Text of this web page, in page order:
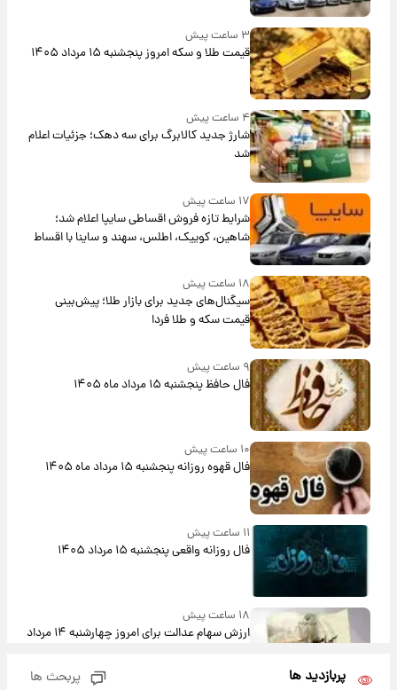
۳ ساعت پیش
قیمت طلا و سکه امروز پنجشنبه ۱۵ مرداد ۱۴۰۵
۴ ساعت پیش
شارژ جدید کالابرگ برای سه دهک؛ جزئیات اعلام
شد
۱۷ ساعت پیش
شرایط تازه فروش اقساطی سایپا اعلام شد؛
شاهین، کوییک، اطلس، سهند و ساینا با اقساط
بلندمدت + جدول
۱۸ ساعت پیش
سیگنال‌های جدید برای بازار طلا؛ پیش‌بینی
قیمت سکه و طلا فردا
۹ ساعت پیش
فال حافظ پنجشنبه ۱۵ مرداد ماه ۱۴۰۵
۱۰ ساعت پیش
فال قهوه روزانه پنجشنبه ۱۵ مرداد ماه ۱۴۰۵
۱۱ ساعت پیش
فال روزانه واقعی پنجشنبه ۱۵ مرداد ۱۴۰۵
۱۸ ساعت پیش
ارزش سهام عدالت برای امروز چهارشنبه ۱۴ مرداد
پربازدید ها پربحث ها